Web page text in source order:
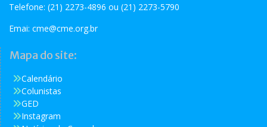
Telefone: (21) 2273-4896 ou (21) 2273-5790
Emai: cme@cme.org.br
Mapa do site:
Calendário
Colunistas
GED
Instagram